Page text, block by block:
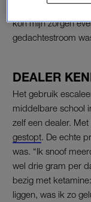
kon mijn zorgen
gedachtestroom
DEALER
Het gebruik
middelbare school
zelf een dealer.
gestopt . De echte
was. “Ik snoof
wel drie gram per
bezig met
liggen, was ik zo